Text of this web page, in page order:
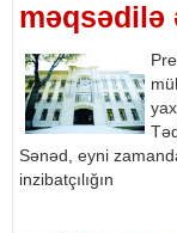
məqsədilə
Sənəd, eyni
inzibatçılığın